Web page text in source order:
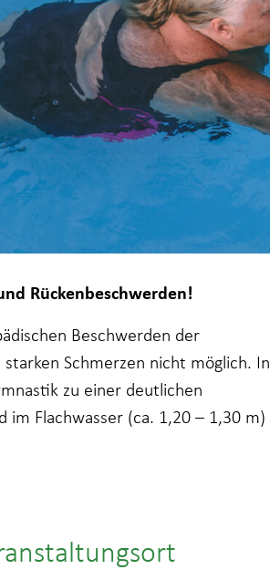
Rückenbeschwerden!
Beschwerden der
Schmerzen nicht möglich. In
zu einer deutlichen
im Flachwasser (ca. 1,20 – 1,30 m)